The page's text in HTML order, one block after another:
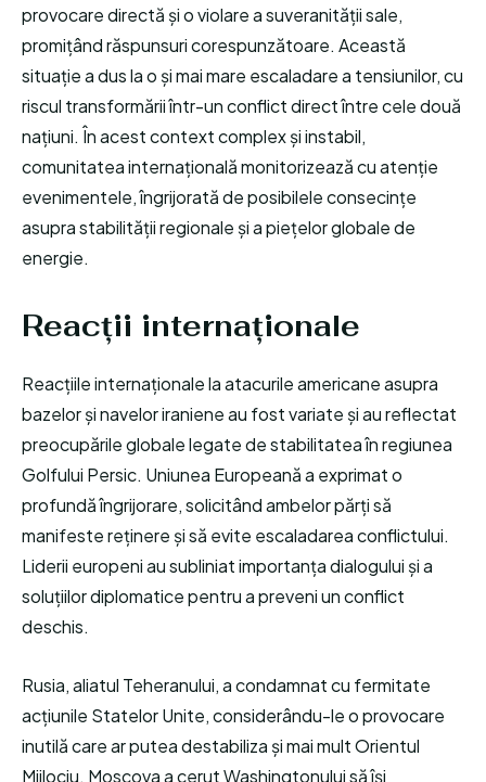
provocare directă și o violare a suveranității sale,
promițând răspunsuri corespunzătoare. Această
situație a dus la o și mai mare escaladare a tensiunilor, cu
riscul transformării într-un conflict direct între cele două
națiuni. În acest context complex și instabil,
comunitatea internațională monitorizează cu atenție
evenimentele, îngrijorată de posibilele consecințe
asupra stabilității regionale și a piețelor globale de
energie.
Reacții internaționale
Reacțiile internaționale la atacurile americane asupra
bazelor și navelor iraniene au fost variate și au reflectat
preocupările globale legate de stabilitatea în regiunea
Golfului Persic. Uniunea Europeană a exprimat o
profundă îngrijorare, solicitând ambelor părți să
manifeste reținere și să evite escaladarea conflictului.
Liderii europeni au subliniat importanța dialogului și a
soluțiilor diplomatice pentru a preveni un conflict
deschis.
Rusia, aliatul Teheranului, a condamnat cu fermitate
acțiunile Statelor Unite, considerându-le o provocare
inutilă care ar putea destabiliza și mai mult Orientul
Mijlociu. Moscova a cerut Washingtonului să își